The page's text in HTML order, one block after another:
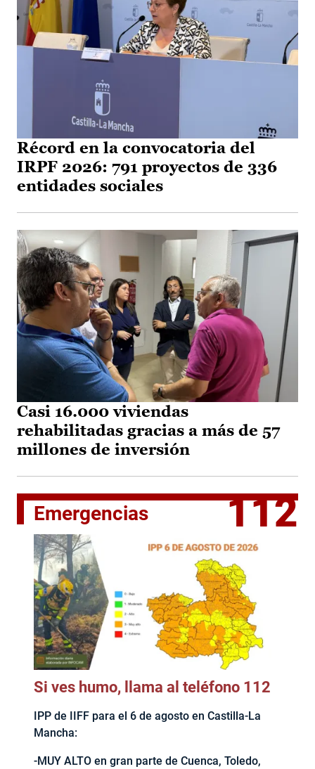
Récord en la convocatoria del
IRPF 2026: 791 proyectos de 336
entidades sociales
Casi 16.000 viviendas
rehabilitadas gracias a más de 57
millones de inversión
Emergencias 112
Si ves humo, llama al teléfono 112
IPP de IIFF para el 6 de agosto en Castilla-La
Mancha:
-MUY ALTO en gran parte de Cuenca, Toledo,